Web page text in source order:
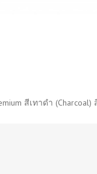
สีเทาดำ